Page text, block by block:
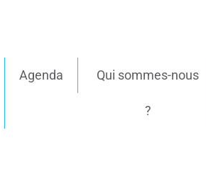
Agenda Qui sommes-nous
?